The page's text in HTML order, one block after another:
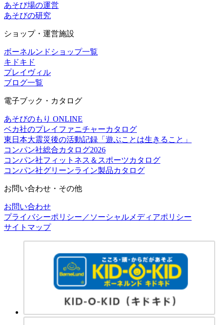
あそび場の運営
あそびの研究
ショップ・運営施設
ボーネルンドショップ一覧
キドキド
プレイヴィル
ブログ一覧
電子ブック・カタログ
あそびのもり ONLINE
ベカ社のプレイファニチャーカタログ
東日本大震災後の活動記録「遊ぶことは生きること」
コンパン社総合カタログ2026
コンパン社フィットネス＆スポーツカタログ
コンパン社グリーンライン製品カタログ
お問い合わせ・その他
お問い合わせ
プライバシーポリシー／ソーシャルメディアポリシー
サイトマップ